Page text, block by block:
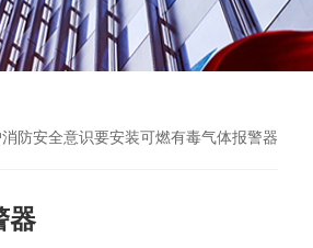
防安全意识要安装可燃有毒气体报警器
器